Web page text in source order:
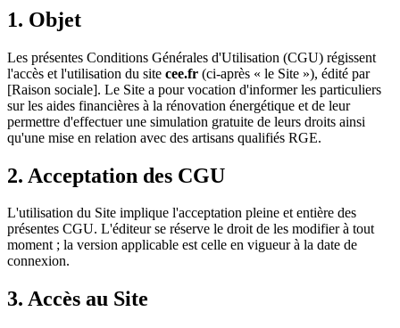
1. Objet
Les présentes Conditions Générales d'Utilisation (CGU) régissent
l'accès et l'utilisation du site cee.fr (ci-après « le Site »), édité par
[Raison sociale]. Le Site a pour vocation d'informer les particuliers
sur les aides financières à la rénovation énergétique et de leur
permettre d'effectuer une simulation gratuite de leurs droits ainsi
qu'une mise en relation avec des artisans qualifiés RGE.
2. Acceptation des CGU
L'utilisation du Site implique l'acceptation pleine et entière des
présentes CGU. L'éditeur se réserve le droit de les modifier à tout
moment ; la version applicable est celle en vigueur à la date de
connexion.
3. Accès au Site